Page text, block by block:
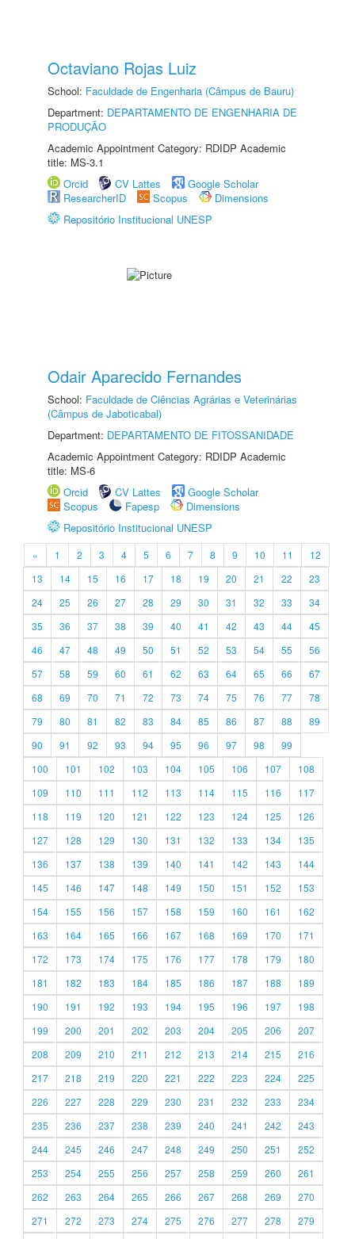
Octaviano Rojas Luiz
School: Faculdade de Engenharia (Câmpus de Bauru)
Department: DEPARTAMENTO DE ENGENHARIA DE
PRODUÇÃO
Academic Appointment Category: RDIDP Academic
title: MS-3.1
Orcid
CV Lattes
Google Scholar
ResearcherID
Scopus
Dimensions
Repositório Institucional UNESP
Odair Aparecido Fernandes
School: Faculdade de Ciências Agrárias e Veterinárias
(Câmpus de Jaboticabal)
Department: DEPARTAMENTO DE FITOSSANIDADE
Academic Appointment Category: RDIDP Academic
title: MS-6
Orcid
CV Lattes
Google Scholar
Scopus
Fapesp
Dimensions
Repositório Institucional UNESP
« 1 2 3 4 5 6 7 8 9 10 11
12
13
14 15 16 17 18 19 20 21 22
23
24
25 26 27 28 29 30 31 32 33
34
35
36 37 38 39 40 41 42 43 44
45
46
47 48 49 50 51 52 53 54 55
56
57
58 59 60 61 62 63 64 65 66
67
68
69 70 71 72 73 74 75 76 77
78
79
80 81 82 83 84 85 86 87 88
89
90
91 92 93 94 95 96 97 98
99
100
101 102 103 104 105 106 107
108
109
110 111 112 113 114 115 116
117
118
119 120 121 122 123 124 125
126
127
128 129 130 131 132 133 134
135
136
137 138 139 140 141 142 143
144
145
146 147 148 149 150 151 152
153
154
155 156 157 158 159 160 161
162
163
164 165 166 167 168 169 170
171
172
173 174 175 176 177 178 179
180
181
182 183 184 185 186 187 188
189
190
191 192 193 194 195 196 197
198
199
200 201 202 203 204 205 206
207
208
209 210 211 212 213 214 215
216
217
218 219 220 221 222 223 224
225
226
227 228 229 230 231 232 233
234
235
236 237 238 239 240 241 242
243
244
245 246 247 248 249 250 251
252
253
254 255 256 257 258 259 260
261
262
263 264 265 266 267 268 269
270
271
272 273 274 275 276 277 278
279